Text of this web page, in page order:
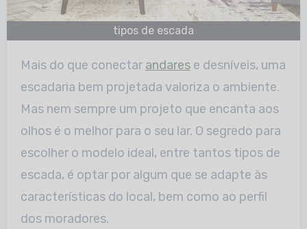
tipos de escada
Mais do que conectar andarese desníveis, uma
escadaria bem projetada valoriza o ambiente.
Mas nem sempre um projeto que encanta aos
olhos é o melhor para o seu lar. O segredo para
escolher o modelo ideal, entre tantos tipos de
escada, é optar por algum que se adapte às
características do local, bem como ao perfil
dos moradores.